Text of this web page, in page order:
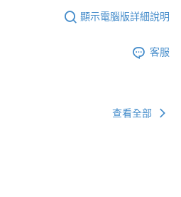
將依據個別帳號之用戶狀況，依本公司即
他人資訊註冊。若發現惡意使用之情形，
顯示電腦版詳細說明
客服
查看全部